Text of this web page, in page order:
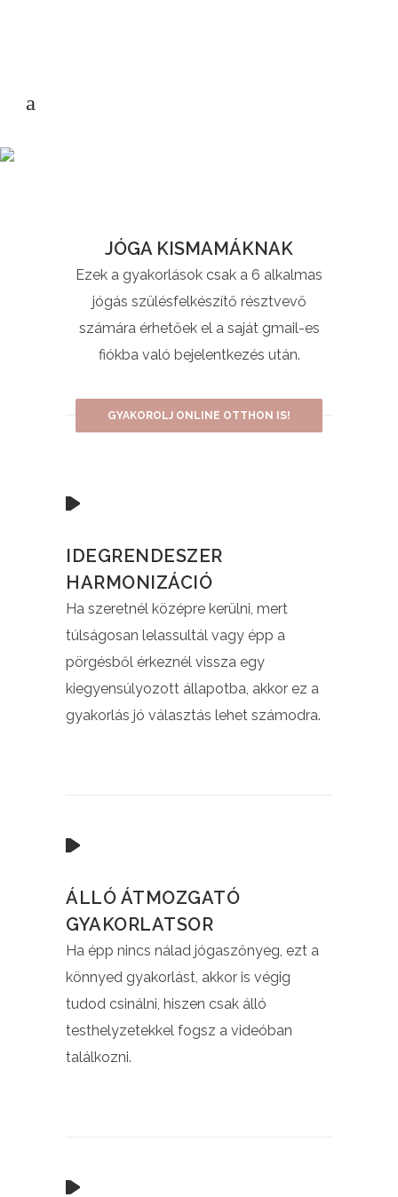
JÓGA KISMAMÁKNAK
Ezek a gyakorlások csak a 6 alkalmas
jógás szülésfelkészítő résztvevő
számára érhetőek el a saját gmail-es
fiókba való bejelentkezés után.
GYAKOROLJ ONLINE OTTHON IS!
IDEGRENDESZER
HARMONIZÁCIÓ
Ha szeretnél középre kerülni, mert
túlságosan lelassultál vagy épp a
pörgésből érkeznél vissza egy
kiegyensúlyozott állapotba, akkor ez a
gyakorlás jó választás lehet számodra.
ÁLLÓ ÁTMOZGATÓ
GYAKORLATSOR
Ha épp nincs nálad jógaszőnyeg, ezt a
könnyed gyakorlást, akkor is végig
tudod csinálni, hiszen csak álló
testhelyzetekkel fogsz a videóban
találkozni.